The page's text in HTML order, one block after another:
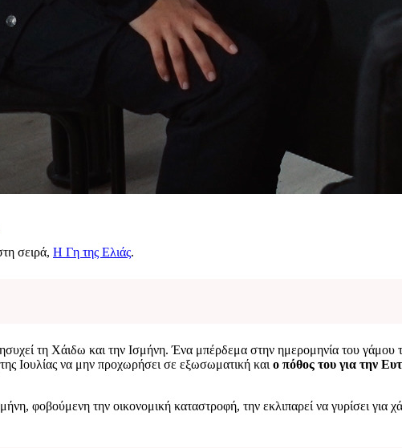
σειρά, Η Γη της Ελιάς.
τη Χάιδω και την Ισμήνη. Ένα μπέρδεμα στην ημερομηνία του γάμου
Ιουλίας να μην προχωρήσει σε εξωσωματική και ο πόθος του για την
φοβούμενη την οικονομική καταστροφή, την εκλιπαρεί να γυρίσει για